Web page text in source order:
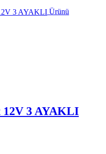
Ürünü
12V 3 AYAKLI